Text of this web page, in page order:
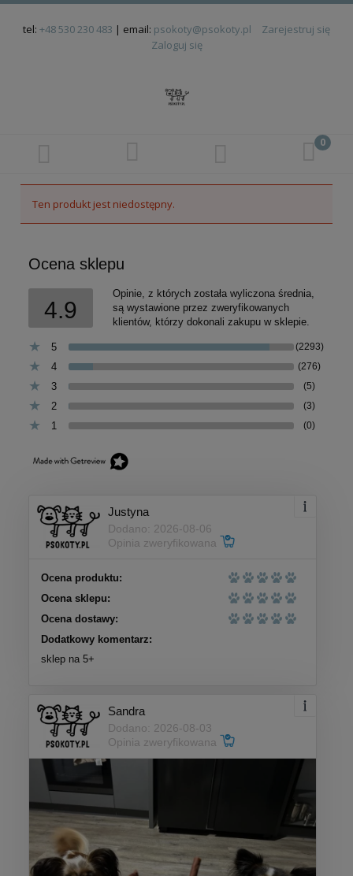
tel: +48 530 230 483 | email: psokoty@psokoty.pl
Zarejestruj się
Zaloguj się
Ten produkt jest niedostępny.
Ocena sklepu
4.9
Opinie, z których została wyliczona średnia,
są wystawione przez zweryfikowanych
klientów, którzy dokonali zakupu w sklepie.
5 (2293)
4 (276)
3 (5)
2 (3)
1 (0)
Justyna
Dodano: 2026-08-06
Opinia zweryfikowana
Ocena produktu:
Ocena sklepu:
Ocena dostawy:
Dodatkowy komentarz:
sklep na 5+
Sandra
Dodano: 2026-08-03
Opinia zweryfikowana